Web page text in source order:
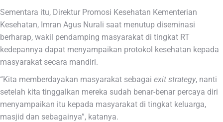
Sementara itu, Direktur Promosi Kesehatan Kementerian
Kesehatan, Imran Agus Nurali saat menutup diseminasi
berharap, wakil pendamping masyarakat di tingkat RT
kedepannya dapat menyampaikan protokol kesehatan kepada
masyarakat secara mandiri.
“Kita memberdayakan masyarakat sebagai exit strategy, nanti
setelah kita tinggalkan mereka sudah benar-benar percaya diri
menyampaikan itu kepada masyarakat di tingkat keluarga,
masjid dan sebagainya”, katanya.